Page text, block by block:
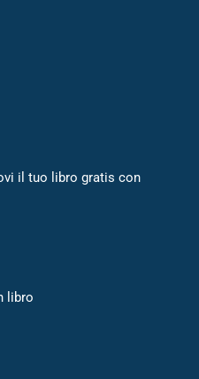
il tuo libro gratis con
libro